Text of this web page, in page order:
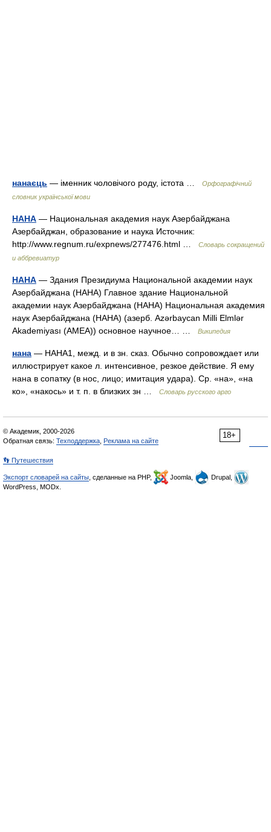
нанаєць — іменник чоловічого роду, істота …
Орфографічний
словник української мови
НАНА — Национальная академия наук Азербайджана
Азербайджан, образование и наука Источник:
http://www.regnum.ru/expnews/277476.html …
Словарь сокращений
и аббревиатур
НАНА — Здания Президиума Национальной академии наук
Азербайджана (НАНА) Главное здание Национальной
академии наук Азербайджана (НАНА) Национальная академия
наук Азербайджана (НАНА) (азерб. Azərbaycan Milli Elmlər
Akademiyası (AMEA)) основное научное… …
Википедия
нана — НАНА1, межд. и в зн. сказ. Обычно сопровождает или
иллюстрирует какое л. интенсивное, резкое действие. Я ему
нана в сопатку (в нос, лицо; имитация удара). Ср. «на», «на
ко», «накось» и т. п. в близких зн …
Словарь русского арго
18+
© Академик, 2000-2026
Обратная связь: Техподдержка Реклама на сайте
👣 Путешествия
Экспорт словарей на сайты , сделанные на PHP, Joomla,
Drupal,
WordPress, MODx.